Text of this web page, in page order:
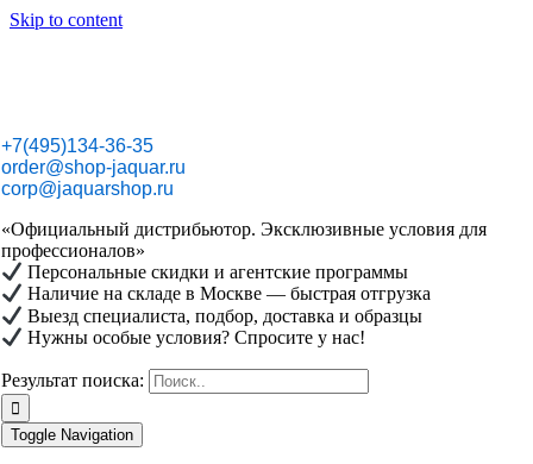
Skip to content
+7(495)134-36-35
order@shop-jaquar.ru
corp@jaquarshop.ru
«Официальный дистрибьютор. Эксклюзивные условия для
профессионалов»
Персональные скидки и агентские программы
Наличие на складе в Москве — быстрая отгрузка
Выезд специалиста, подбор, доставка и образцы
Нужны особые условия? Спросите у нас!
Результат поиска:
Toggle Navigation